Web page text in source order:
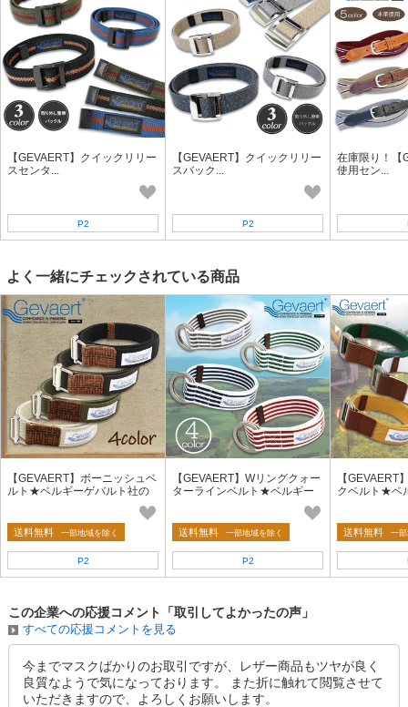
【GEVAERT】クイックリリー
スセンタ...
P2
【GEVAERT】クイックリリー
スバック...
P2
在庫限り！【
使用セン...
よく一緒にチェックされている商品
【GEVAERT】ボーニッシュベ
ルト★ベルギーゲバルト社の
ベルト★日本製 着脱簡単 リバ
送料無料 一部地域を除く
P2
【GEVAERT】Wリングクォー
ターラインベルト★ベルギー
ゲバルト社★日本製 おしゃれ
送料無料 一部地域を除く
P2
【GEVAERT
クベルト★ベ
送料無料 一
この企業への応援コメント「取引してよかったの声」
すべての応援コメントを見る
今までマスクばかりのお取引ですが、レザー商品もツヤが良く
良質なようで気になっております。 また折に触れて閲覧させて
いただきますので、よろしくお願いします。